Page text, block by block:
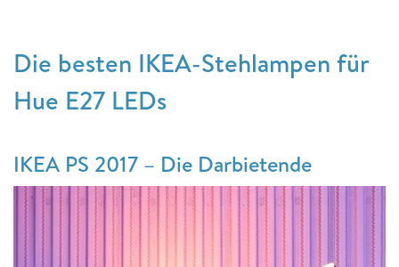
Die besten IKEA-Stehlampen für
Hue E27 LEDs
IKEA PS 2017 – Die Darbietende